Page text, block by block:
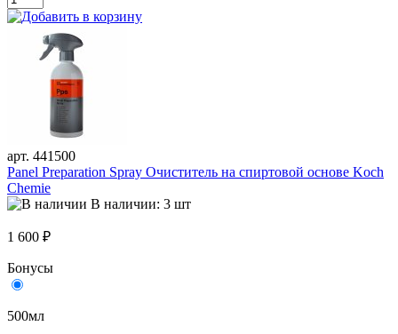
арт. 441500
Panel Preparation Spray Очиститель на спиртовой основе Koch
Chemie
В наличии: 3 шт
1 600 ₽
Бонусы
500мл